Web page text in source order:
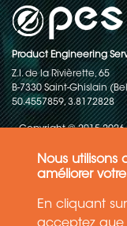
Nous utilisons
améliorer
En cliquant
Product Engineering
Z.I. de la Rivièrette, 65
B-7330 Saint-Ghislain
50.4557859, 3.8172828
Copyright © 2015-2026 -